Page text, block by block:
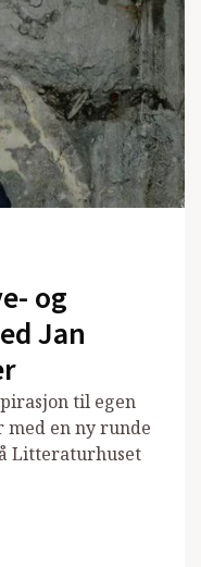
og
Jan
til egen
en ny runde
Litteraturhuset